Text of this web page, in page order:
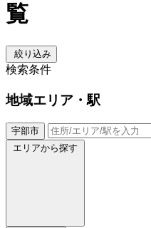
覧
絞り込み
検索条件
地域エリア・駅
宇部市
エリアから探す